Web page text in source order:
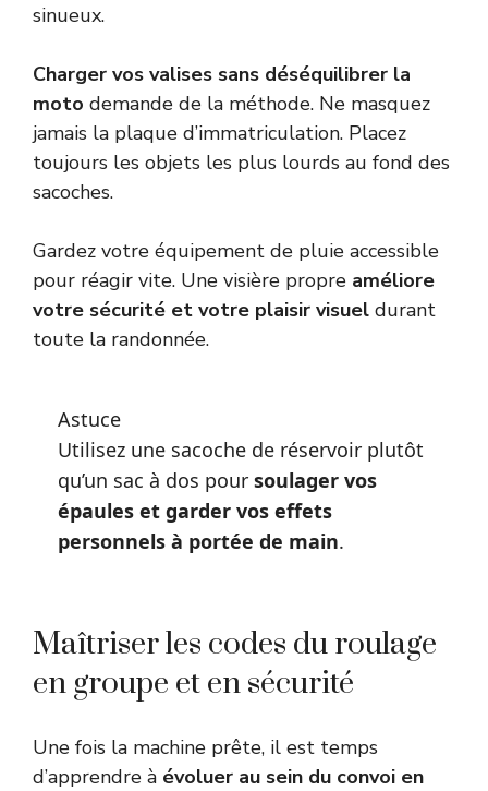
sinueux.
Charger vos valises sans déséquilibrer la
moto demande de la méthode. Ne masquez
jamais la plaque d’immatriculation. Placez
toujours les objets les plus lourds au fond des
sacoches.
Gardez votre équipement de pluie accessible
pour réagir vite. Une visière propre améliore
votre sécurité et votre plaisir visuel durant
toute la randonnée.
Astuce
Utilisez une sacoche de réservoir plutôt
qu’un sac à dos pour soulager vos
épaules et garder vos effets
personnels à portée de main.
Maîtriser les codes du roulage
en groupe et en sécurité
Une fois la machine prête, il est temps
d’apprendre à évoluer au sein du convoi en